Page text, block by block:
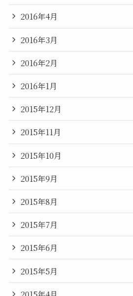
2016年4月
2016年3月
2016年2月
2016年1月
2015年12月
2015年11月
2015年10月
2015年9月
2015年8月
2015年7月
2015年6月
2015年5月